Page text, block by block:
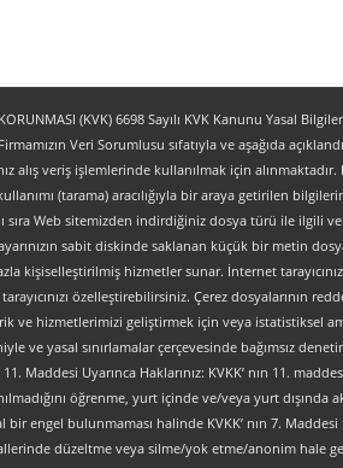
(KVK) 6698 Sayılı KVK Kanunu Yasal
Veri Sorumlusu sıfatıyla ve aşağıda
alış veriş işlemlerinde kullanılmak için
(tarama) aracılığıyla bir araya getirilen
sıra Web sitemizden indirdiğiniz dosya türü ile ilgili
sabit diskinde saklanan küçük bir metin
kişiselleştirilmiş hizmetler sunar. İnternet
özelleştirebilirsiniz. Çerez dosyalarının
ve hizmetlerimizi geliştirmek için veya istatistiksel
ve yasal sınırlamalar çerçevesinde bağımsız
Maddesi Uyarınca Haklarınız: KVKK’ nın 11.
öğrenme, yurt içinde ve/veya yurt dışında
engel bulunmaması halinde KVKK’ nın 7.
düzeltme veya silme/yok etme/anonim hale